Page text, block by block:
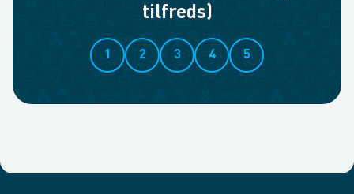
tilfreds)
1 2 3 4 5